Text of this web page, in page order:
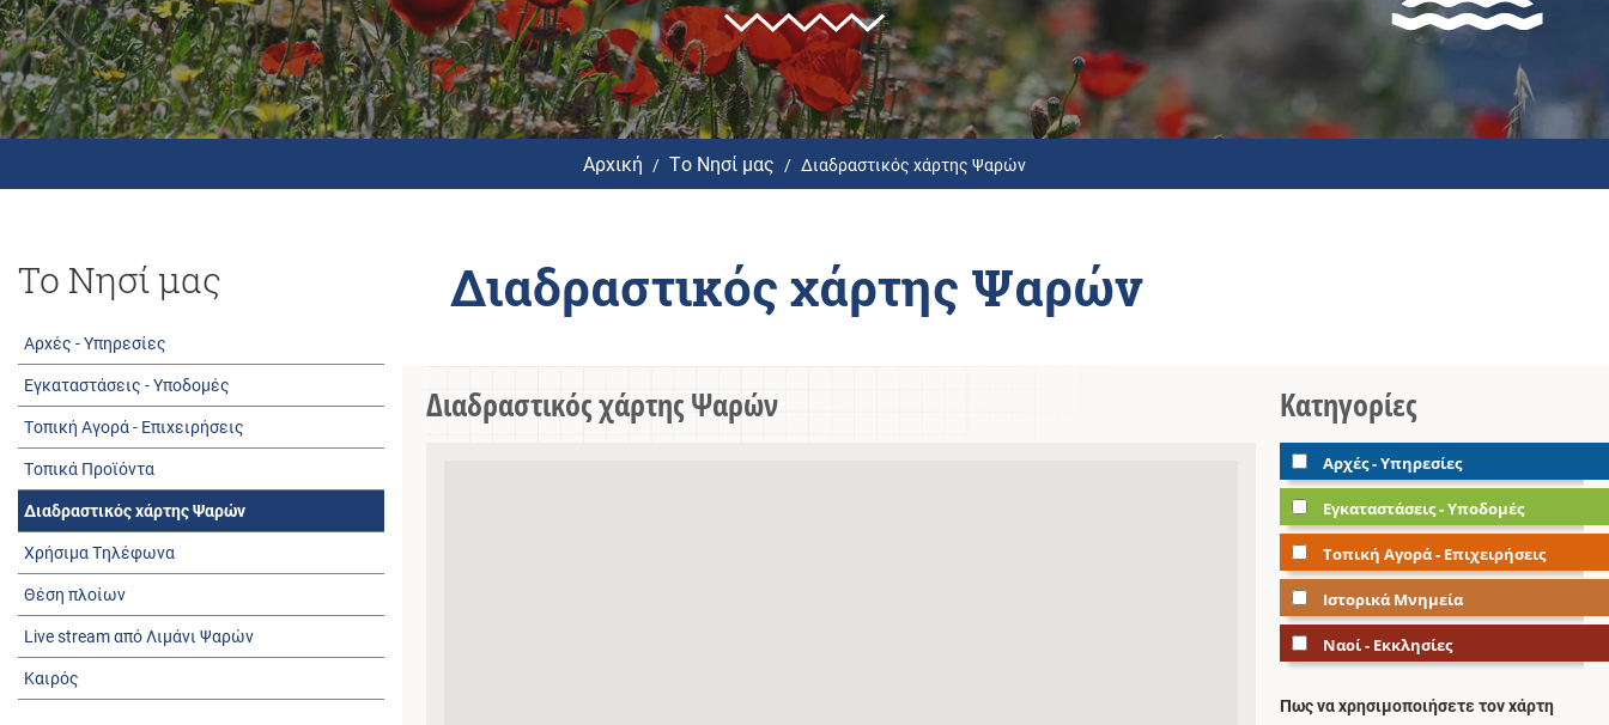
Αρχική Το Νησί μας Διαδραστικός χάρτης Ψαρών
Το Νησί μας
Αρχές - Υπηρεσίες
Εγκαταστάσεις - Υποδομές
Τοπική Αγορά - Επιχειρήσεις
Τοπικά Προϊόντα
Διαδραστικός χάρτης Ψαρών
Χρήσιμα Τηλέφωνα
Θέση πλοίων
Live stream από Λιμάνι Ψαρών
Καιρός
Διαδραστικός χάρτης Ψαρών
Διαδραστικός χάρτης Ψαρών Κατηγορίες
Αρχές - Υπηρεσίες
Εγκαταστάσεις - Υποδομές
Τοπική Αγορά - Επιχειρήσεις
Ιστορικά Μνημεία
Ναοί - Εκκλησίες
Πως να χρησιμοποιήσετε τον χάρτη